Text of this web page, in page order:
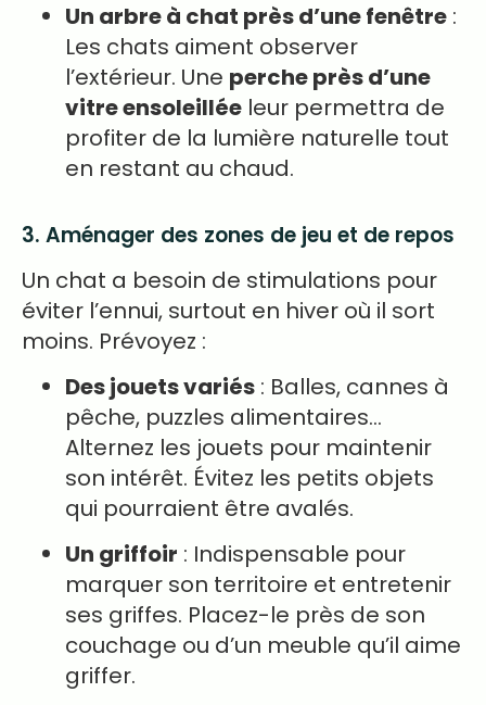
Un arbre à chat près d’une fenêtre :
Les chats aiment observer
l’extérieur. Une perche près d’une
vitre ensoleillée leur permettra de
profiter de la lumière naturelle tout
en restant au chaud.
3. Aménager des zones de jeu et de repos
Un chat a besoin de stimulations pour
éviter l’ennui, surtout en hiver où il sort
moins. Prévoyez :
Des jouets variés : Balles, cannes à
pêche, puzzles alimentaires…
Alternez les jouets pour maintenir
son intérêt. Évitez les petits objets
qui pourraient être avalés.
Un griffoir : Indispensable pour
marquer son territoire et entretenir
ses griffes. Placez-le près de son
couchage ou d’un meuble qu’il aime
griffer.